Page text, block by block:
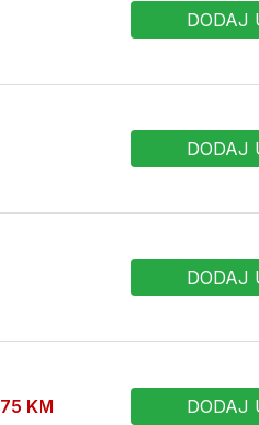
DODAJ
DODAJ
DODAJ
75 KM DODAJ